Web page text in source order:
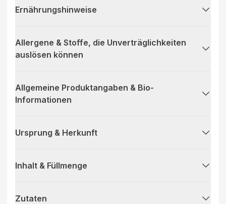
Ernährungshinweise
Allergene & Stoffe, die Unverträglichkeiten
auslösen können
Allgemeine Produktangaben & Bio-
Informationen
Ursprung & Herkunft
Inhalt & Füllmenge
Zutaten